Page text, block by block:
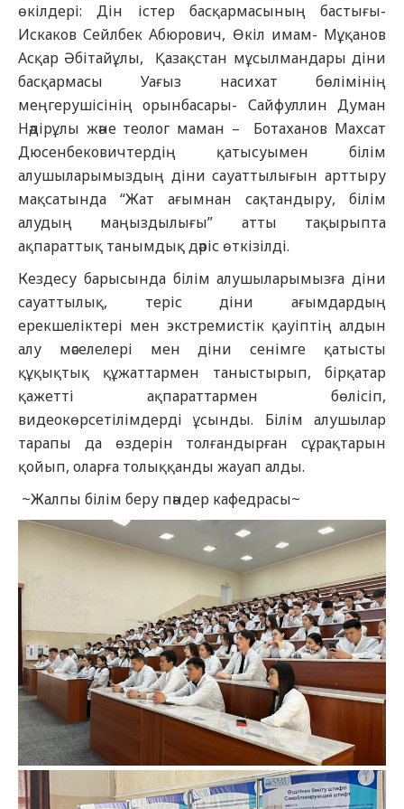
өкілдері: Дін істер басқармасының бастығы-
Искаков Сейлбек Абюрович, Өкіл имам- Мұқанов
Асқар Әбітайұлы, Қазақстан мұсылмандары діни
басқармасы Уағыз насихат бөлімінің
меңгерушісінің орынбасары- Сайфуллин Думан
Нәдірұлы және теолог маман – Ботаханов Махсат
Дюсенбековичтердің қатысуымен білім
алушыларымыздың діни сауаттылығын арттыру
мақсатында “Жат ағымнан сақтандыру, білім
алудың маңыздылығы” атты тақырыпта
ақпараттық танымдық дәріс өткізілді.
Кездесу барысында білім алушыларымызға діни
сауаттылық, теріс діни ағымдардың
ерекшеліктері мен экстремистік қауіптің алдын
алу мәселелері мен діни сенімге қатысты
құқықтық құжаттармен таныстырып, бірқатар
қажетті ақпараттармен бөлісіп,
видеокөрсетілімдерді ұсынды. Білім алушылар
тарапы да өздерін толғандырған сұрақтарын
қойып, оларға толыққанды жауап алды.
~Жалпы білім беру пәндер кафедрасы~